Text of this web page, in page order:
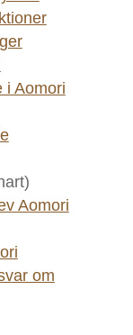
i Aomori
Aomori
om